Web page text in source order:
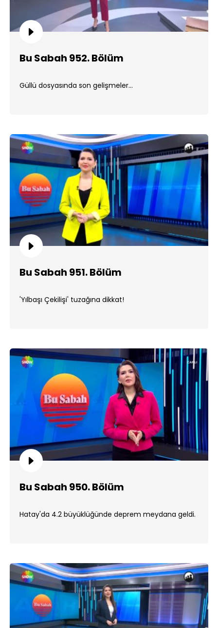
Bu Sabah 952. Bölüm
Güllü dosyasında son gelişmeler...
Bu Sabah 951. Bölüm
'Yılbaşı Çekilişi' tuzağına dikkat!
Bu Sabah 950. Bölüm
Hatay'da 4.2 büyüklüğünde deprem meydana geldi.